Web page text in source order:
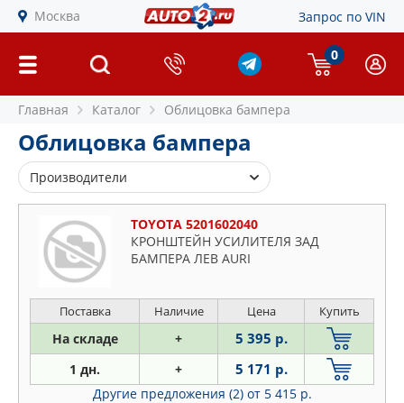
Москва Запрос по VIN
0
Главная Каталог Облицовка бампера
Облицовка бампера
Производители
API
BLIC
BMW
DOMINANT
FEBEST
FORD
TOYOTA 5201602040
КРОНШТЕЙН УСИЛИТЕЛЯ ЗАД
БАМПЕРА ЛЕВ AURI
Поставка Наличие Цена Купить
На складе + 5 395 р.
1 дн. + 5 171 р.
Другие предложения (2) от 5 415 р.